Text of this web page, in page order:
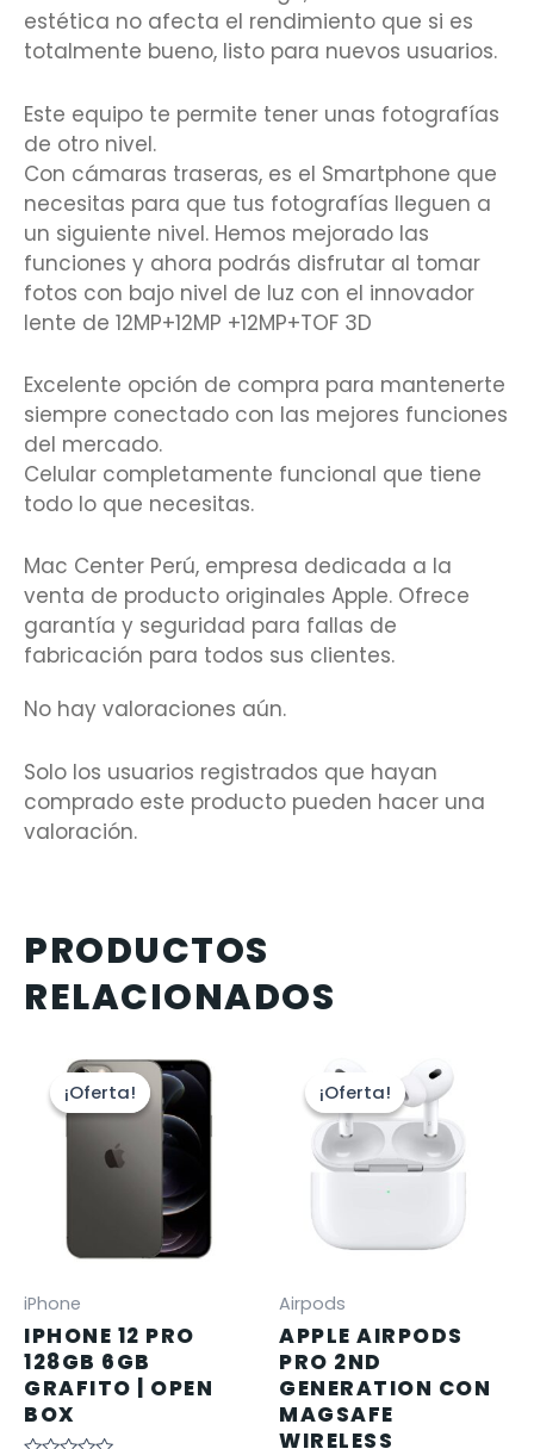
estética no afecta el rendimiento que si es
totalmente bueno, listo para nuevos usuarios.
Este equipo te permite tener unas fotografías
de otro nivel.
Con cámaras traseras, es el Smartphone que
necesitas para que tus fotografías lleguen a
un siguiente nivel. Hemos mejorado las
funciones y ahora podrás disfrutar al tomar
fotos con bajo nivel de luz con el innovador
lente de 12MP+12MP +12MP+TOF 3D
Excelente opción de compra para mantenerte
siempre conectado con las mejores funciones
del mercado.
Celular completamente funcional que tiene
todo lo que necesitas.
Mac Center Perú, empresa dedicada a la
venta de producto originales Apple. Ofrece
garantía y seguridad para fallas de
fabricación para todos sus clientes.
No hay valoraciones aún.
Solo los usuarios registrados que hayan
comprado este producto pueden hacer una
valoración.
PRODUCTOS
RELACIONADOS
¡Oferta!
¡Oferta!
iPhone
IPHONE 12 PRO
128GB 6GB
GRAFITO | OPEN
BOX
¡Oferta!
¡Oferta!
Airpods
APPLE AIRPODS
PRO 2ND
GENERATION CON
MAGSAFE
WIRELESS